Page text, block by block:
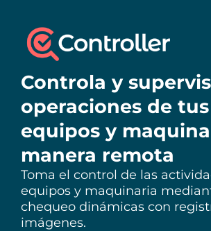
Controla y
operaciones de tus
equipos y
manera remota
Toma el control de las
equipos y maquinaria
chequeo dinámicas con
imágenes.